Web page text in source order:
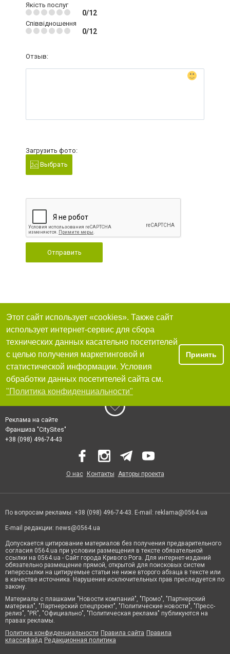
Якість послуг
0/12
Співвідношення
0/12
Отзыв:
Загрузить фото:
Выбрать
Отправить
Этот сайт использует «cookies». Также сайт
использует интернет-сервис для сбора
технических данных касательно посетителей
с целью получения маркетинговой и
статистической информации. Условия
обработки данных посетителей сайта см.
"Политика конфиденциальности"
Принять
Реклама на сайте
Франшиза "CitySites"
+38 (098) 496-74-43
О нас Контакты Авторы проекта
По вопросам рекламы: +38 (098) 496-74-43. E-mail: reklama@0564.ua
E-mail редакции: news@0564.ua
Допускается цитирование материалов без получения предварительного
согласия 0564.ua при условии размещения в тексте обязательной
ссылки на 0564.ua - Сайт города Кривого Рога. Для интернет-изданий
обязательно размещение прямой, открытой для поисковых систем
гиперссылки на цитируемые статьи не ниже второго абзаца в тексте или
в качестве источника. Нарушение исключительных прав преследуется по
закону.
Материалы с плашками "Новости компаний", "Промо", "Партнерский
материал", "Партнерский спецпроект", "Политические новости", "Пресс-
релиз", "PR", "Официально", "Политическая реклама" публикуются на
правах рекламы.
Политика конфиденциальности Правила сайта Правила
классифайд Редакционная политика